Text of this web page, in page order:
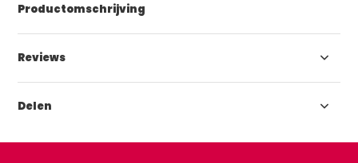
Productomschrijving
Reviews
Delen